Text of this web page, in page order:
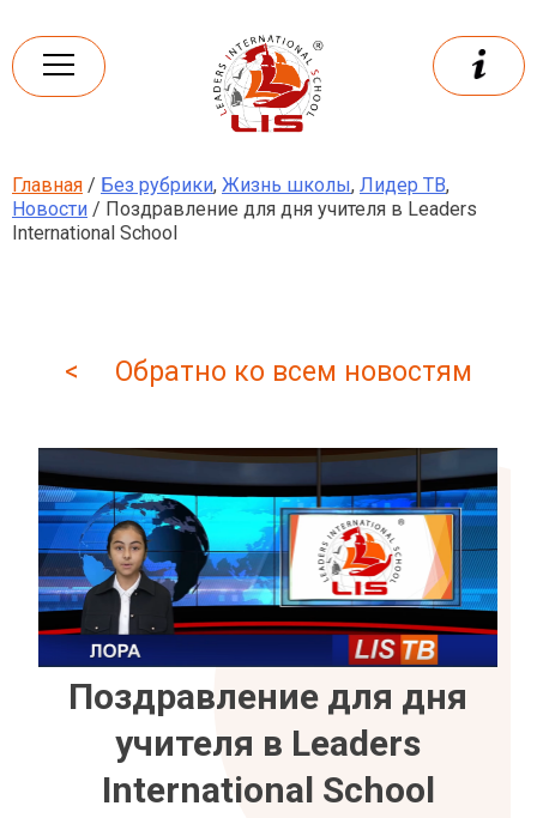
content
Leaders
International school
Главная / Без рубрики, Жизнь школы, Лидер ТВ,
Новости / Поздравление для дня учителя в Leaders
International School
< Обратно ко всем новостям
Поздравление для дня
учителя в Leaders
International School